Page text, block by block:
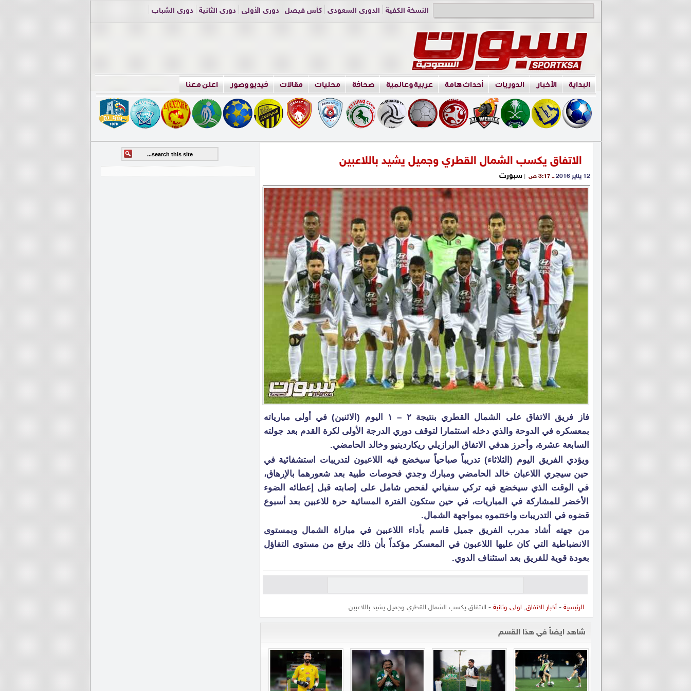
النسخة الكفية الدوري السعودي كأس فيصل دوري الأولى دوري الثانية
دوري الشباب
البداية الأخبار الدوريات أحداث هامة عربية وعالمية صحافة محليات مقالات فيديو وصور اعلن معنا
الاتفاق يكسب الشمال القطري وجميل يشيد باللاعبين
12 يناير 2016 ــ 3:17 ص | سبورت
فاز فريق الاتفاق على الشمال القطري بنتيجة ٢ – ١ اليوم (الاثنين) في أولى مبارياته
بمعسكره في الدوحة والذي دخله استثمارا لتوقف دوري الدرجة الأولى لكرة القدم بعد جولته
السابعة عشرة، وأحرز هدفي الاتفاق البرازيلي ريكاردينيو وخالد الحامضي.
ويؤدي الفريق اليوم (الثلاثاء) تدريباً صباحياً سيخضع فيه اللاعبون لتدريبات استشفائية في
حين سيجري اللاعبان خالد الحامضي ومبارك وجدي فحوصات طبية بعد شعورهما بالإرهاق،
في الوقت الذي سيخضع فيه تركي سفياني لفحص شامل على إصابته قبل إعطائه الضوء
الأخضر للمشاركة في المباريات، في حين ستكون الفترة المسائية حرة للاعبين بعد أسبوع
قضوه في التدريبات واختتموه بمواجهة الشمال.
من جهته أشاد مدرب الفريق جميل قاسم بأداء اللاعبين في مباراة الشمال وبمستوى
الانضباطية التي كان عليها اللاعبون في المعسكر مؤكداً بأن ذلك يرفع من مستوى التفاؤل
بعودة قوية للفريق بعد استئناف الدوي.
الرئيسية -أخبار الاتفاق, اولى وثانية - الاتفاق يكسب الشمال القطري وجميل يشيد باللاعبين
شاهد ايضاً في هذا القسم